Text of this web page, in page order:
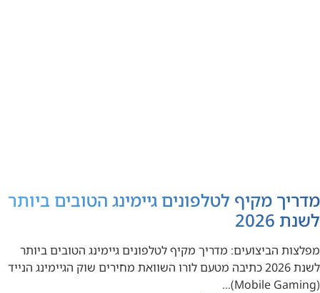
מדריך מקיף לטלפונים גיימינג הטובים ביותר
לשנת 2026
מפלצות הביצועים: מדריך מקיף לטלפונים גיימינג הטובים ביותר
לשנת 2026 כתיבה מטעם לורו השוואת מחירים שוק הגיימינג הנייד
(Mobile Gaming)…